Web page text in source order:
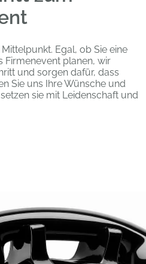
Egal, ob Sie eine
Firmenevent planen, wir
und sorgen dafür, dass
Sie uns Ihre Wünsche und
sie mit Leidenschaft und